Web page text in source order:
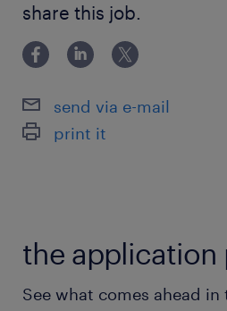
★大手企業
★未経験OK
★サポート体制充実
★ヘルプデスク
★土日祝休み
新安城駅（徒歩10分）
コールやヘルプデスク経験をお
share this job.
send via e-mail
print it
the application
See what comes ahead